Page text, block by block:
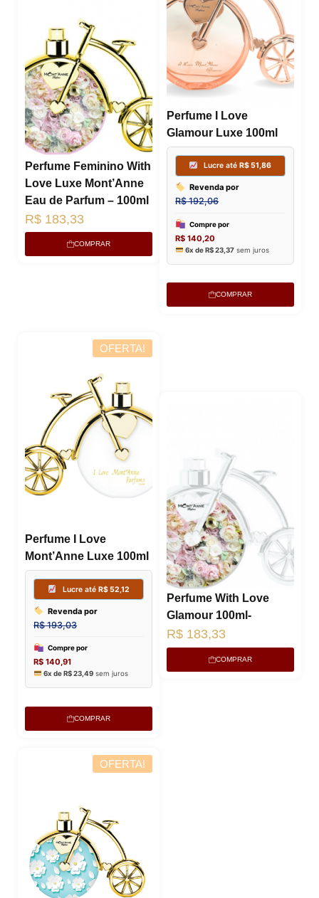
Perfume Feminino With
Love Luxe Mont’Anne
Eau de Parfum – 100ml
R$ 183,33
COMPRAR
Perfume I Love
Glamour Luxe 100ml
R$140,20
6x de
COMPRAR
OFERTA!
Perfume I Love
Mont’Anne Luxe 100ml
COMPRAR
Perfume With Love
Glamour 100ml-
R$ 183,33
COMPRAR
OFERTA!